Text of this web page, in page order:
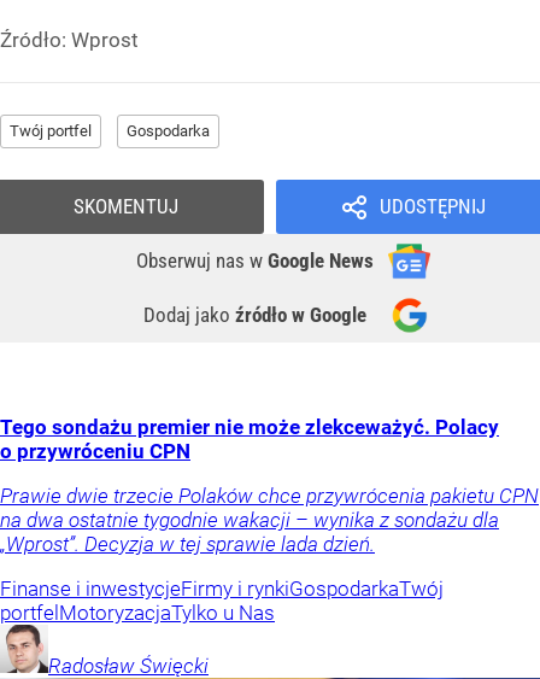
Źródło: Wprost
Twój portfel Gospodarka
UDOSTĘPNIJ
Obserwuj nas w Google News
Dodaj jako źródło w Google
SKOMENTUJ
Tego sondażu premier nie może zlekceważyć. Polacy
o przywróceniu CPN
Prawie dwie trzecie Polaków chce przywrócenia pakietu CPN
na dwa ostatnie tygodnie wakacji – wynika z sondażu dla
„Wprost”. Decyzja w tej sprawie lada dzień.
Finanse i inwestycjeFirmy i rynkiGospodarkaTwój
portfelMotoryzacjaTylko u Nas
Radosław Święcki